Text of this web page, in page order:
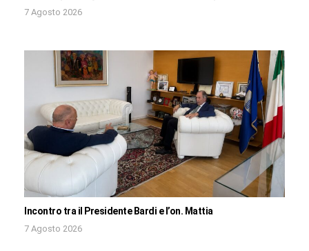
7 Agosto 2026
Incontro tra il Presidente Bardi e l’on. Mattia
7 Agosto 2026